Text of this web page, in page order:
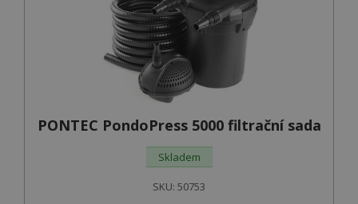
PONTEC PondoPress 5000 filtrační sada
Skladem
SKU: 50753